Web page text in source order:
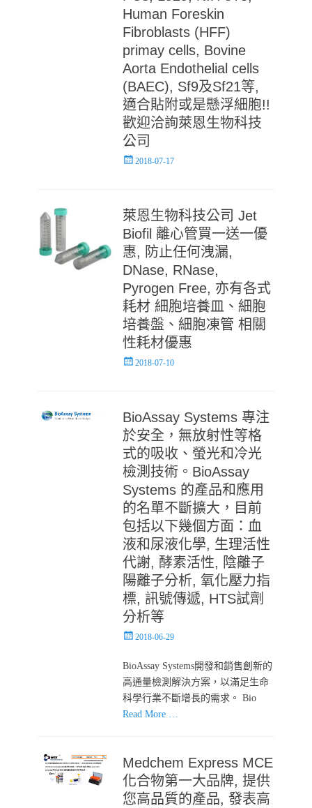
Human Foreskin
Fibroblasts (HFF)
primay cells, Bovine
Aorta Endothelial cells
(BAEC), Sf9及Sf21等,
適合貼附或是懸浮細胞!!
歡迎洽詢萊恩生物科技
公司
Posted2018-07-17
萊恩生物科技公司 Jet
Biofil 離心管買一送一優
惠, 防止任何洩漏,
DNase, RNase,
Pyrogen Free, 亦有各式
耗材 細胞培養皿、細胞
培養盤、細胞凍管 相關
性耗材優惠
Posted2018-07-10
BioAssay Systems 專注
於安全，無放射性等格
式的吸收、螢光和冷光
檢測技術。BioAssay
Systems 的產品和應用
的名單不斷擴大，目前
包括以下幾個方面：血
液和尿液化學, 生理活性
代謝, 酵素活性, 陰離子
陽離子分析, 氧化壓力指
標, 訊號傳遞, HTS試劑
分析等
Posted2018-06-29
BioAssay Systems開發和銷售創新的
高通量檢測解決方案，以滿足生命
科學行業不斷增長的需求。 Bio
Read More …
Medchem Express MCE
化合物第一大品牌, 提供
您高品質的產品, 發表高